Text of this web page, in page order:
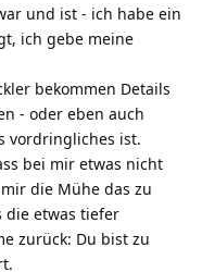
und ist - ich habe ein
ich gebe meine
bekommen Details
- oder eben auch
vordringliches ist.
bei mir etwas nicht
die Mühe das zu
die etwas tiefer
zurück: Du bist zu